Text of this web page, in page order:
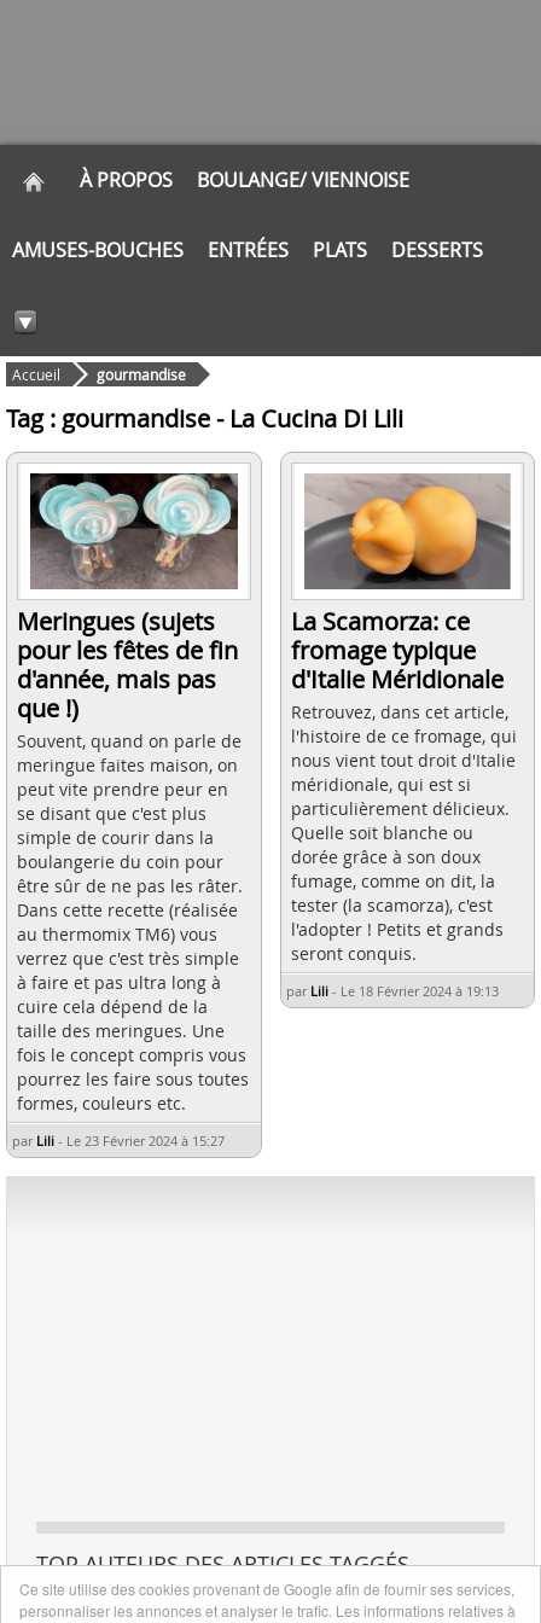
À PROPOS BOULANGE/ VIENNOISE
AMUSES-BOUCHES ENTRÉES PLATS DESSERTS
Accueil gourmandise
Tag : gourmandise - La Cucina Di Lili
Meringues (sujets
pour les fêtes de fin
d'année, mais pas
que !)
Souvent, quand on parle de
meringue faites maison, on
peut vite prendre peur en
se disant que c'est plus
simple de courir dans la
boulangerie du coin pour
être sûr de ne pas les râter.
Dans cette recette (réalisée
au thermomix TM6) vous
verrez que c'est très simple
à faire et pas ultra long à
cuire cela dépend de la
taille des meringues. Une
fois le concept compris vous
pourrez les faire sous toutes
formes, couleurs etc.
par Lili - Le 23 Février 2024 à 15:27
La Scamorza: ce
fromage typique
d'Italie Méridionale
Retrouvez, dans cet article,
l'histoire de ce fromage, qui
nous vient tout droit d'Italie
méridionale, qui est si
particulièrement délicieux.
Quelle soit blanche ou
dorée grâce à son doux
fumage, comme on dit, la
tester (la scamorza), c'est
l'adopter ! Petits et grands
seront conquis.
par Lili- Le 18 Février 2024 à 19:13
TOP AUTEURS DES ARTICLES TAGGÉS
2
Ce site utilise des cookies provenant de Google afin de fournir ses services,
personnaliser les annonces et analyser le trafic. Les informations relatives à